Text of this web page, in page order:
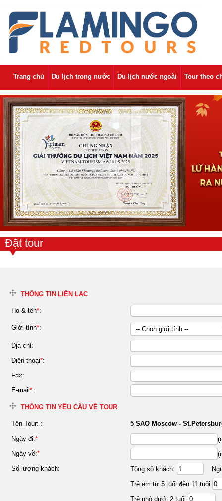
Trang chủ Du lịch trong nước Du lịch nước ngoài Tour theo
Đặt tour
THÔNG TIN LIÊN LẠC
Họ & tên*:
Giới tính*:
-- Chọn giới tính --
Địa chỉ:
Điện thoại*:
Fax:
E-mail *:
THÔNG TIN YÊU CẦU VỀ TOUR
Tên Tour: : 5 SAO Moscow -
Ngày đi:*
Ngày về:*
Số lượng khách:
Tổng số khách:
Trẻ em từ 5 tuổi đến 11 tuổi
Trẻ nhỏ dưới 2 tuổi